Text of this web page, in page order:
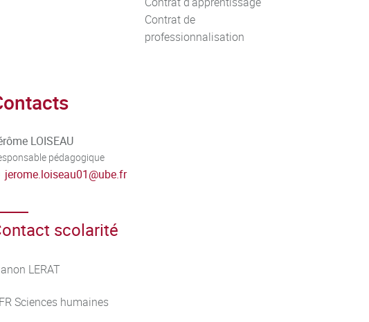
Contrat de
professionnalisation
LOISEAU
pédagogique
jerome.loiseau01@ube.fr
scolarité
LERAT
Sciences humaines